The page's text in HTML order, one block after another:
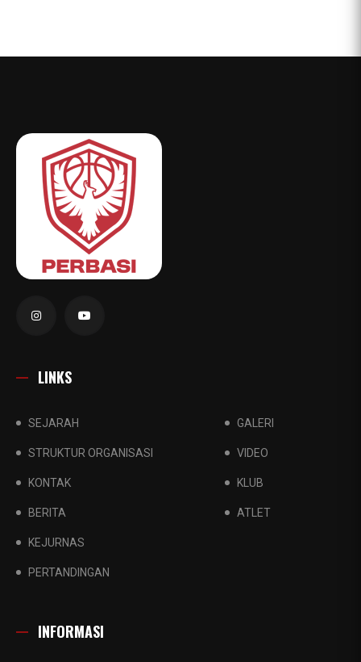
LINKS
SEJARAH
STRUKTUR ORGANISASI
KONTAK
BERITA
KEJURNAS
PERTANDINGAN
GALERI
VIDEO
KLUB
ATLET
INFORMASI